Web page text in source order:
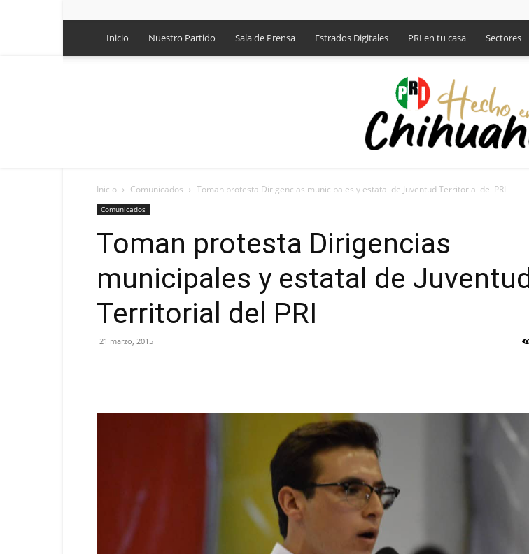
Inicio Nuestro Partido Sala de Prensa Estrados Digitales PRI en tu casa Sectores
Inicio Comunicados Toman protesta Dirigencias municipales y estatal de Juventud Territorial del PRI
Comunicados
Toman protesta Dirigencias
municipales y estatal de Juventud
Territorial del PRI
21 marzo, 2015